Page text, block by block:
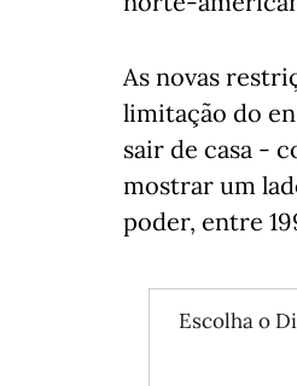
As novas
limitação do
sair de casa -
mostrar um
poder, entre
Escolha o